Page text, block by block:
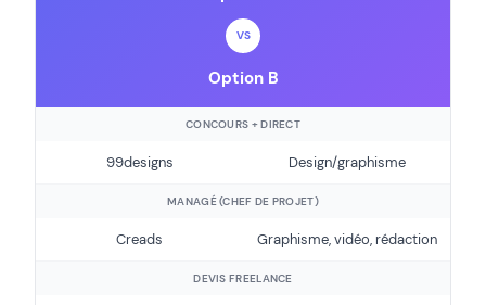
VS
Option B
99designs
CONCOURS + DIRECT
Design/graphisme
Creads
MANAGÉ (CHEF DE PROJET)
Graphisme, vidéo, rédaction
DEVIS FREELANCE